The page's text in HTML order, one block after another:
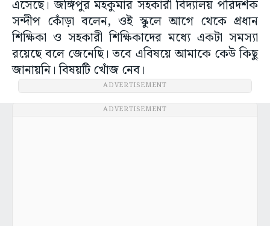
এসেছে। জঙ্গিপুর মহকুমার সহকারী বিদ্যালয় পরিদর্শক
সন্দীপ কোঁড়া বলেন, ওই স্কুলে আগে থেকে প্রধান
শিক্ষিকা ও সহকারী শিক্ষিকাদের মধ্যে একটা সমস্যা
রয়েছে বলে জেনেছি। তবে এবিষয়ে আমাকে কেউ কিছু
জানায়নি। বিষয়টি খোঁজ নেব।
ADVERTISEMENT
ADVERTISEMENT